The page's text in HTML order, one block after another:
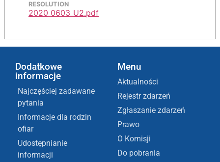
RESOLUTION
2020_0603_U2.pdf
Dodatkowe
informacje
Najczęściej zadawane
pytania
Informacje dla rodzin
ofiar
Udostępnianie
informacji
Menu
Aktualności
Rejestr zdarzeń
Zgłaszanie zdarzeń
Prawo
O Komisji
Do pobrania